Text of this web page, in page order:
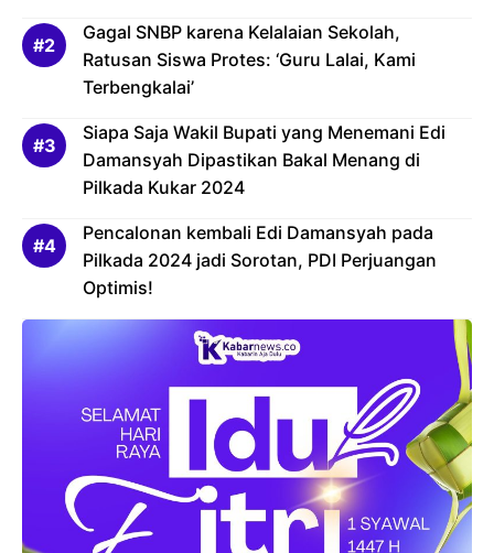
Gagal SNBP karena Kelalaian Sekolah,
Ratusan Siswa Protes: ‘Guru Lalai, Kami
Terbengkalai’
Siapa Saja Wakil Bupati yang Menemani Edi
Damansyah Dipastikan Bakal Menang di
Pilkada Kukar 2024
Pencalonan kembali Edi Damansyah pada
Pilkada 2024 jadi Sorotan, PDI Perjuangan
Optimis!